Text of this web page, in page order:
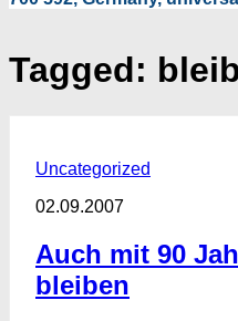
Tagged:
Uncategorized
02.09.2007
Auch mit 90
bleiben